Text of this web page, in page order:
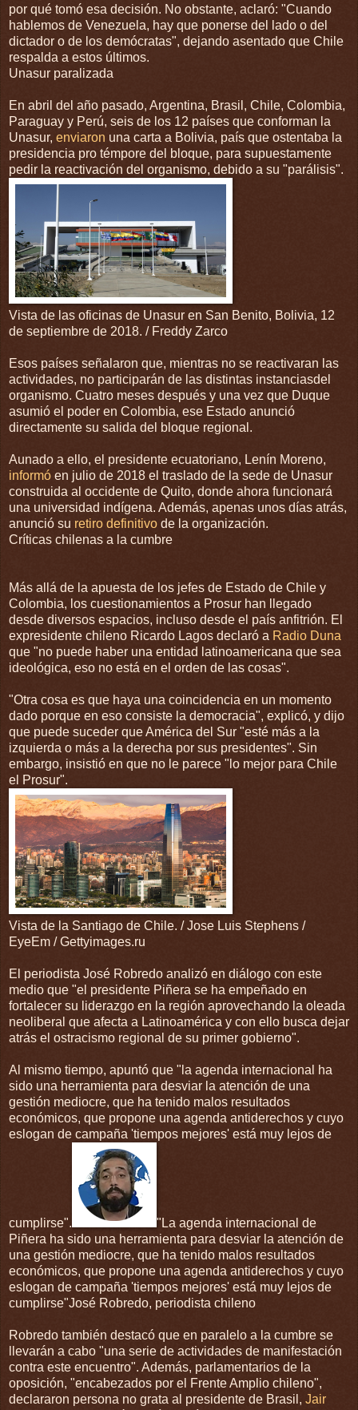
por qué tomó esa decisión. No obstante, aclaró: "Cuando
hablemos de Venezuela, hay que ponerse del lado o del
dictador o de los demócratas", dejando asentado que Chile
respalda a estos últimos.
Unasur paralizada
En abril del año pasado, Argentina, Brasil, Chile, Colombia,
Paraguay y Perú, seis de los 12 países que conforman la
Unasur, enviaron una carta a Bolivia, país que ostentaba la
presidencia pro témpore del bloque, para supuestamente
pedir la reactivación del organismo, debido a su "parálisis".
Vista de las oficinas de Unasur en San Benito, Bolivia, 12
de septiembre de 2018. / Freddy Zarco
Esos países señalaron que, mientras no se reactivaran las
actividades, no participarán de las distintas instanciasdel
organismo. Cuatro meses después y una vez que Duque
asumió el poder en Colombia, ese Estado anunció
directamente su salida del bloque regional.
Aunado a ello, el presidente ecuatoriano, Lenín Moreno,
informó en julio de 2018 el traslado de la sede de Unasur
construida al occidente de Quito, donde ahora funcionará
una universidad indígena. Además, apenas unos días atrás,
anunció su retiro definitivo de la organización.
Críticas chilenas a la cumbre
Más allá de la apuesta de los jefes de Estado de Chile y
Colombia, los cuestionamientos a Prosur han llegado
desde diversos espacios, incluso desde el país anfitrión. El
expresidente chileno Ricardo Lagos declaró a Radio Duna
que "no puede haber una entidad latinoamericana que sea
ideológica, eso no está en el orden de las cosas".
"Otra cosa es que haya una coincidencia en un momento
dado porque en eso consiste la democracia", explicó, y dijo
que puede suceder que América del Sur "esté más a la
izquierda o más a la derecha por sus presidentes". Sin
embargo, insistió en que no le parece "lo mejor para Chile
el Prosur".
Vista de la Santiago de Chile. / Jose Luis Stephens /
EyeEm / Gettyimages.ru
El periodista José Robredo analizó en diálogo con este
medio que "el presidente Piñera se ha empeñado en
fortalecer su liderazgo en la región aprovechando la oleada
neoliberal que afecta a Latinoamérica y con ello busca dejar
atrás el ostracismo regional de su primer gobierno".
Al mismo tiempo, apuntó que "la agenda internacional ha
sido una herramienta para desviar la atención de una
gestión mediocre, que ha tenido malos resultados
económicos, que propone una agenda antiderechos y cuyo
eslogan de campaña 'tiempos mejores' está muy lejos de
cumplirse".
"La agenda internacional de
Piñera ha sido una herramienta para desviar la atención de
una gestión mediocre, que ha tenido malos resultados
económicos, que propone una agenda antiderechos y cuyo
eslogan de campaña 'tiempos mejores' está muy lejos de
cumplirse"José Robredo, periodista chileno
Robredo también destacó que en paralelo a la cumbre se
llevarán a cabo "una serie de actividades de manifestación
contra este encuentro". Además, parlamentarios de la
oposición, "encabezados por el Frente Amplio chileno",
declararon persona no grata al presidente de Brasil, Jair